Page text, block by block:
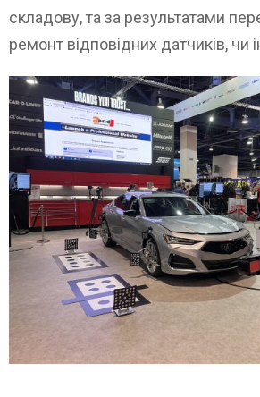
складову, та за результатами
ремонт відповідних датчиків, чи